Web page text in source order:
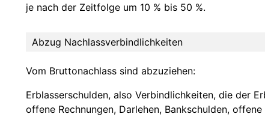
je nach der Zeitfolge um 10 % bis 50 %.
Abzug Nachlassverbindlichkeiten
Vom Bruttonachlass sind abzuziehen:
Erblasserschulden, also Verbindlichkeiten, die der
offene Rechnungen, Darlehen, Bankschulden,